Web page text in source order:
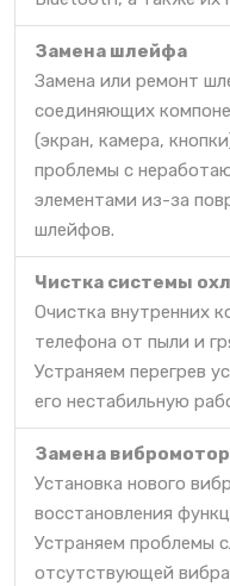
Замена шлейфа
Замена или ремонт
соединяющих
(экран, камера,
проблемы с
элементами из-за
шлейфов.
Чистка системы
Очистка внутренних
телефона от пыли и
Устраняем перегрев
его нестабильную
Замена
Установка нового
восстановления
Устраняем проблемы
отсутствующей